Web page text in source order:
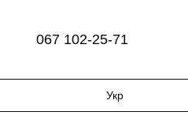
067 102-25-71
Укр